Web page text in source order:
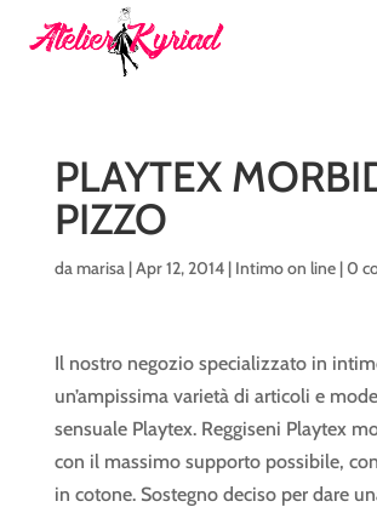
PLAYTEX
PIZZO
damarisa|Apr 12, 2014| Intimo on line|0
Il nostro negozio specializzato in
un’ampissima varietà di articoli e
sensuale Playtex. Reggiseni Playtex
con il massimo supporto possibile,
in cotone. Sostegno deciso per dare